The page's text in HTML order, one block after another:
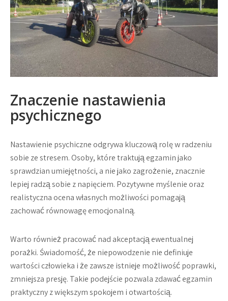
Znaczenie nastawienia
psychicznego
Nastawienie psychiczne odgrywa kluczową rolę w radzeniu
sobie ze stresem. Osoby, które traktują egzamin jako
sprawdzian umiejętności, a nie jako zagrożenie, znacznie
lepiej radzą sobie z napięciem. Pozytywne myślenie oraz
realistyczna ocena własnych możliwości pomagają
zachować równowagę emocjonalną.
Warto również pracować nad akceptacją ewentualnej
porażki. Świadomość, że niepowodzenie nie definiuje
wartości człowieka i że zawsze istnieje możliwość poprawki,
zmniejsza presję. Takie podejście pozwala zdawać egzamin
praktyczny z większym spokojem i otwartością.